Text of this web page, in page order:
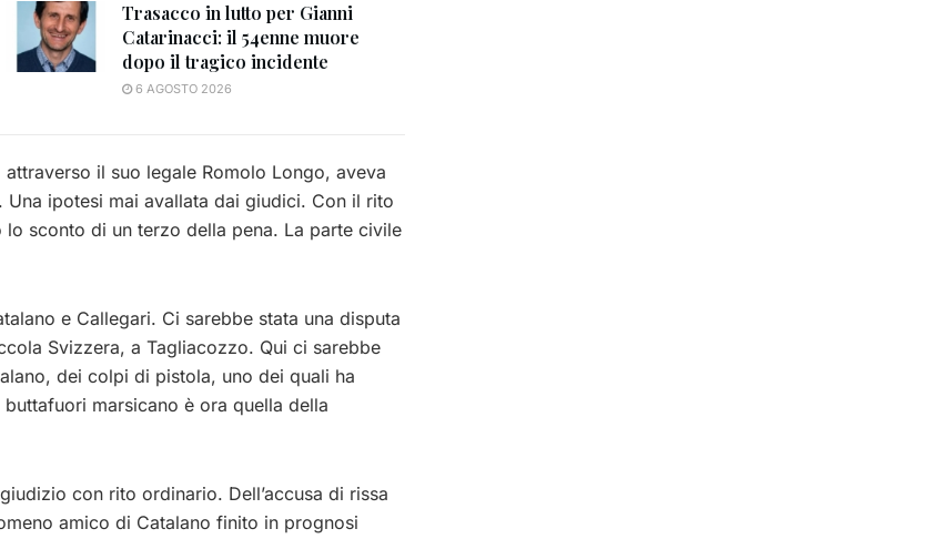
Trasacco in lutto per Gianni
Catarinacci: il 54enne muore
dopo il tragico incidente
6 AGOSTO 2026
il suo legale Romolo Longo, aveva
ipotesi mai avallata dai giudici. Con il rito
sconto di un terzo della pena. La parte civile
e Callegari. Ci sarebbe stata una disputa
Svizzera, a Tagliacozzo. Qui ci sarebbe
dei colpi di pistola, uno dei quali ha
marsicano è ora quella della
con rito ordinario. Dell’accusa di rissa
amico di Catalano finito in prognosi